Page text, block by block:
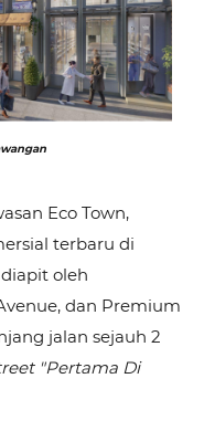
Eco Town,
terbaru di
oleh
dan Premium
jalan sejauh 2
"Pertama Di